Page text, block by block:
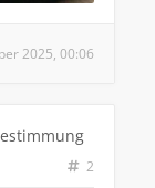
2025, 00:06
2